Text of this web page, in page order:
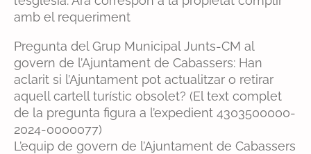
amb el requeriment
Pregunta del Grup Municipal Junts-CM al
govern de l’Ajuntament de Cabassers: Han
aclarit si l’Ajuntament pot actualitzar o retirar
aquell cartell turístic obsolet? (El text complet
de la pregunta figura a l’expedient 4303500000-
2024-0000077)
L’equip de govern de l’Ajuntament de Cabassers